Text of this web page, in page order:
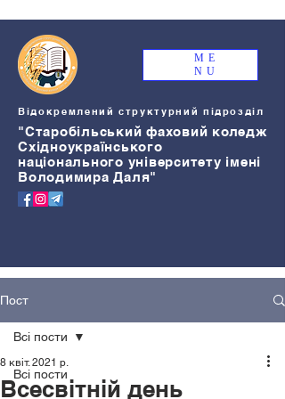
ME
NU
Відокремлений структурний підрозділ
"Старобільський фаховий коледж
Східноукраїнського
національного університету імені
Володимира Даля"
Пост
Всі пости
Всі пости
Всесвітній день
8 квіт. 2021 р.